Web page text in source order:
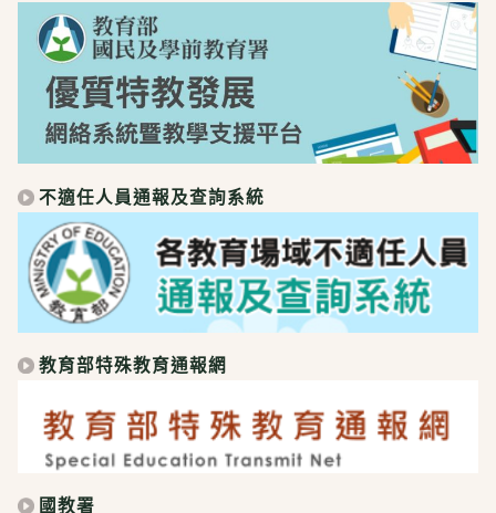
不適任人員通報及查詢系統
教育部特殊教育通報網
國教署